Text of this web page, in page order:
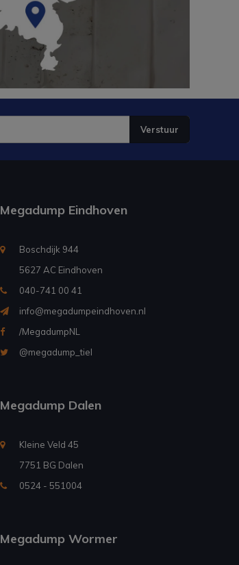
Verstuur
Megadump Eindhoven
Boschdijk 944
5627 AC Eindhoven
040-741 00 41
info@megadumpeindhoven.nl
/MegadumpNL
@megadump_tiel
Megadump Dalen
Kleine Veld 45
7751 BG Dalen
0524 - 551004
Megadump Wormer